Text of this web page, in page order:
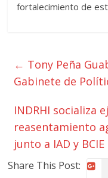
fortalecimiento de
← Tony Peña
Gabinete de
INDRHI socializa
reasentamiento
junto a IAD y BCIE
Share This Post: